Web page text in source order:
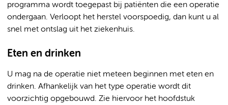
programma wordt toegepast bij patiënten die een operatie
ondergaan. Verloopt het herstel voorspoedig, dan kunt u al
snel met ontslag uit het ziekenhuis.
Eten en drinken
U mag na de operatie niet meteen beginnen met eten en
drinken. Afhankelijk van het type operatie wordt dit
voorzichtig opgebouwd. Zie hiervoor het hoofdstuk